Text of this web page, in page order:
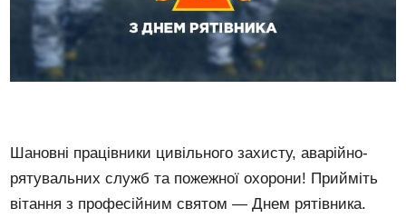
Шановні працівники цивільного захисту, аварійно-
рятувальних служб та пожежної охорони! Прийміть
вітання з професійним святом — Днем рятівника.